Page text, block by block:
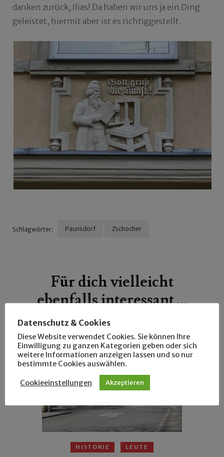
danken zurück, Ilias! Da haben wir uns ja ein Ding
geleistet, hiermit aber ist es richtiggestellt.
Schlagwörter: Paunsdorf Zschocher
Für dich vielleicht
ebenfalls interessant …
HISTORIE LEUTE
Datenschutz & Cookies
Diese Website verwendet Cookies. Sie können Ihre
Einwilligung zu ganzen Kategorien geben oder sich
weitere Informationen anzeigen lassen und so nur
bestimmte Cookies auswählen.
Cookieeinstellungen Akzeptieren